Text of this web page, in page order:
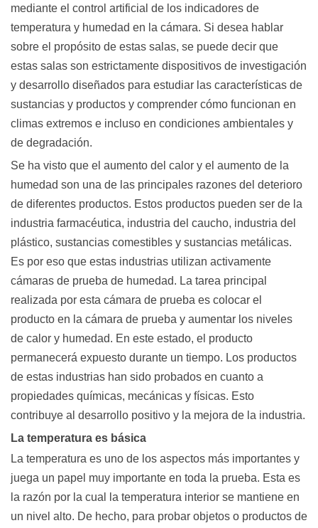
mediante el control artificial de los indicadores de
temperatura y humedad en la cámara. Si desea hablar
sobre el propósito de estas salas, se puede decir que
estas salas son estrictamente dispositivos de investigación
y desarrollo diseñados para estudiar las características de
sustancias y productos y comprender cómo funcionan en
climas extremos e incluso en condiciones ambientales y
de degradación.
Se ha visto que el aumento del calor y el aumento de la
humedad son una de las principales razones del deterioro
de diferentes productos. Estos productos pueden ser de la
industria farmacéutica, industria del caucho, industria del
plástico, sustancias comestibles y sustancias metálicas.
Es por eso que estas industrias utilizan activamente
cámaras de prueba de humedad. La tarea principal
realizada por esta cámara de prueba es colocar el
producto en la cámara de prueba y aumentar los niveles
de calor y humedad. En este estado, el producto
permanecerá expuesto durante un tiempo. Los productos
de estas industrias han sido probados en cuanto a
propiedades químicas, mecánicas y físicas. Esto
contribuye al desarrollo positivo y la mejora de la industria.
La temperatura es básica
La temperatura es uno de los aspectos más importantes y
juega un papel muy importante en toda la prueba. Esta es
la razón por la cual la temperatura interior se mantiene en
un nivel alto. De hecho, para probar objetos o productos de